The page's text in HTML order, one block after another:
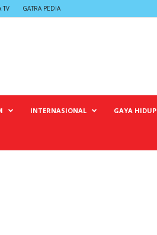
TV GATRA PEDIA
INTERNASIONAL GAYA HIDUP